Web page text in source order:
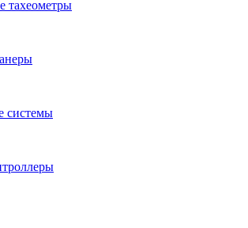
тахеометры
системы